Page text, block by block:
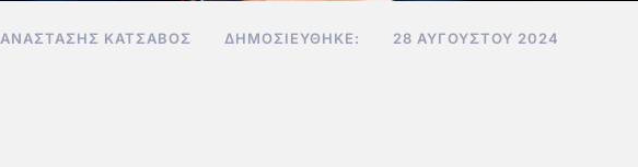
ΑΝΑΣΤΆΣΗΣ ΚΑΤΣΑΒΌΣ ΔΗΜΟΣΙΕΎΘΗΚΕ: 28 ΑΥΓΟΎΣΤΟΥ 2024